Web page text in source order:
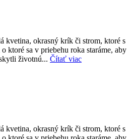
kvetina, okrasný krík či strom, ktoré s
ktoré sa v priebehu roka staráme, aby
životnú... Čítať viac
kvetina, okrasný krík či strom, ktoré s